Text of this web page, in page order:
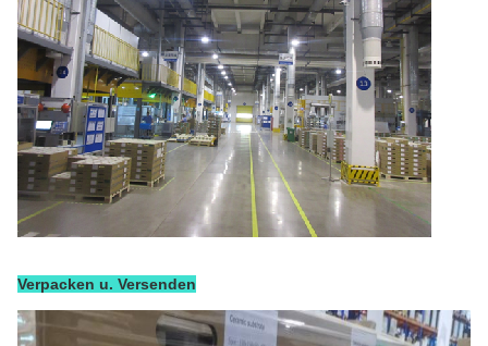
Verpacken u. Versenden